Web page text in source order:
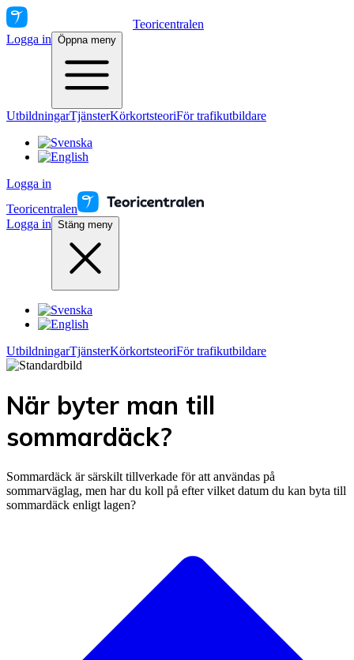
Teoricentralen
Logga in Öppna meny
UtbildningarTjänsterKörkortsteoriFör trafikutbildare
Logga in
Teoricentralen
Logga in Stäng meny
UtbildningarTjänsterKörkortsteoriFör trafikutbildare
När byter man till
sommardäck?
Sommardäck är särskilt tillverkade för att användas på
sommarväglag, men har du koll på efter vilket datum du kan byta till
sommardäck enligt lagen?